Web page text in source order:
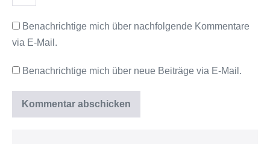
Benachrichtige mich über nachfolgende Kommentare
via E-Mail.
Benachrichtige mich über neue Beiträge via E-Mail.